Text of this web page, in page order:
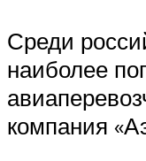
Среди
наиболее
компания